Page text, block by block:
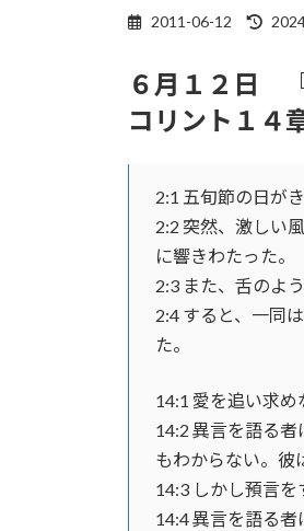
2011-06-12
最
時
６月１２日
コリント１４
2:1 五旬節の日が
2:2 突然、激しい
に響きわたった。
2:3 また、舌のよ
2:4 すると、一同
た。
14:1 愛を追い求
14:2 異言を語る
もわからない。彼
14:3 しかし預言を
14:4 異言を語る者